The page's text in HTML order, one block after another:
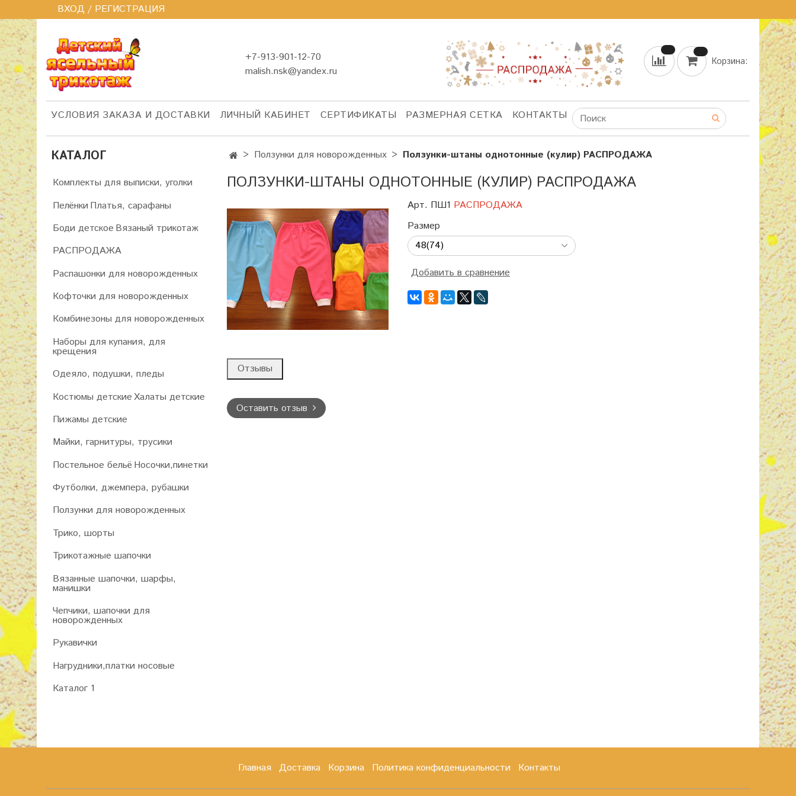
ВХОД / РЕГИСТРАЦИЯ
+7-913-901-12-70
malish.nsk@yandex.ru
Корзина:
УСЛОВИЯ ЗАКАЗА И ДОСТАВКИ ЛИЧНЫЙ КАБИНЕТ СЕРТИФИКАТЫ РАЗМЕРНАЯ СЕТКА КОНТАКТЫ
Ползунки для новорожденных Ползунки-штаны однотонные (кулир) РАСПРОДАЖА
ПОЛЗУНКИ-ШТАНЫ ОДНОТОННЫЕ (КУЛИР) РАСПРОДАЖА
Арт. ПШ1 РАСПРОДАЖА
Размер
Добавить в сравнение
Отзывы
Оставить отзыв
КАТАЛОГ
Комплекты для выписки, уголки
Пелёнки Платья, сарафаны
Боди детское Вязаный трикотаж
РАСПРОДАЖА
Распашонки для новорожденных
Кофточки для новорожденных
Комбинезоны для новорожденных
Наборы для купания, для
крещения
Одеяло, подушки, пледы
Костюмы детские Халаты детские
Пижамы детские
Майки, гарнитуры, трусики
Постельное бельё Носочки,пинетки
Футболки, джемпера, рубашки
Ползунки для новорожденных
Трико, шорты
Трикотажные шапочки
Вязанные шапочки, шарфы,
манишки
Чепчики, шапочки для
новорожденных
Рукавички
Нагрудники,платки носовые
Каталог 1
Главная Доставка Корзина Политика конфиденциальности Контакты